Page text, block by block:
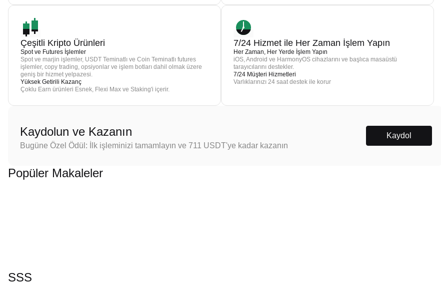
Çeşitli Kripto Ürünleri
Spot ve Futures İşlemler
Spot ve marjin işlemler, USDT Teminatlı ve Coin Teminatlı futures
işlemler, copy trading, opsiyonlar ve işlem botları dahil olmak üzere
geniş bir hizmet yelpazesi.
Yüksek Getirili Kazanç
Çoklu Earn ürünleri Esnek, Flexi Max ve Staking'i içerir.
7/24 Hizmet ile Her Zaman İşlem Yapın
Her Zaman, Her Yerde İşlem Yapın
iOS, Android ve HarmonyOS cihazlarını ve başlıca masaüstü
tarayıcılarını destekler.
7/24 Müşteri Hizmetleri
Varlıklarınızı 24 saat destek ile korur
Kaydolun ve Kazanın
Bugüne Özel Ödül: İlk işleminizi tamamlayın ve 711 USDT'ye kadar kazanın
Kaydol
Popüler Makaleler
SSS